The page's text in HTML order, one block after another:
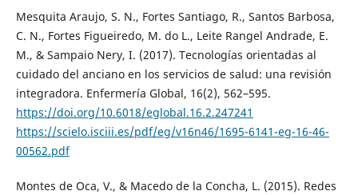
Mesquita Araujo, S. N., Fortes Santiago, R., Santos Barbosa,
C. N., Fortes Figueiredo, M. do L., Leite Rangel Andrade, E.
M., & Sampaio Nery, I. (2017). Tecnologías orientadas al
cuidado del anciano en los servicios de salud: una revisión
integradora. Enfermería Global, 16(2), 562–595.
https://doi.org/10.6018/eglobal.16.2.247241
https://scielo.isciii.es/pdf/eg/v16n46/1695-6141-eg-16-46-
00562.pdf
Montes de Oca, V., & Macedo de la Concha, L. (2015). Redes